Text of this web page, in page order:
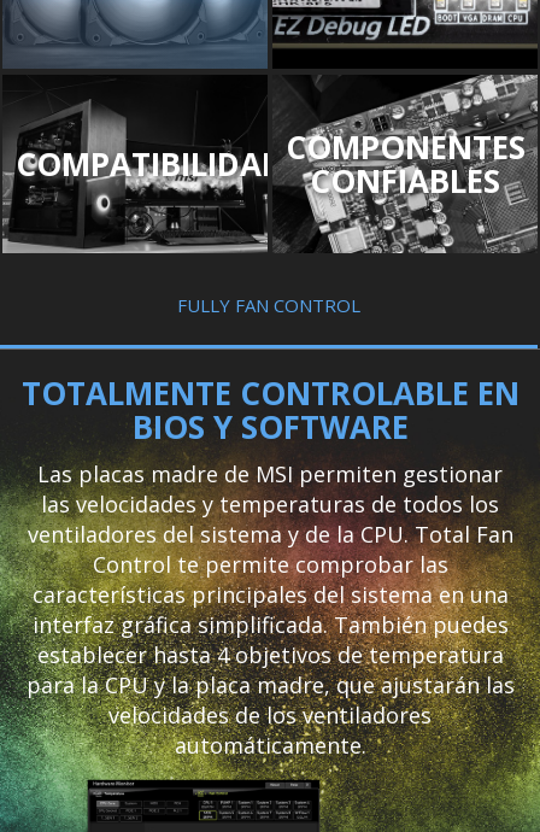
COMPATIBILIDADCOMPONENTES
CONFIABLES
FULLY FAN CONTROL
TOTALMENTE CONTROLABLE EN
BIOS Y SOFTWARE
Las placas madre de MSI permiten gestionar
las velocidades y temperaturas de todos los
ventiladores del sistema y de la CPU. Total Fan
Control te permite comprobar las
características principales del sistema en una
interfaz gráfica simplificada. También puedes
establecer hasta 4 objetivos de temperatura
para la CPU y la placa madre, que ajustarán las
velocidades de los ventiladores
automáticamente.